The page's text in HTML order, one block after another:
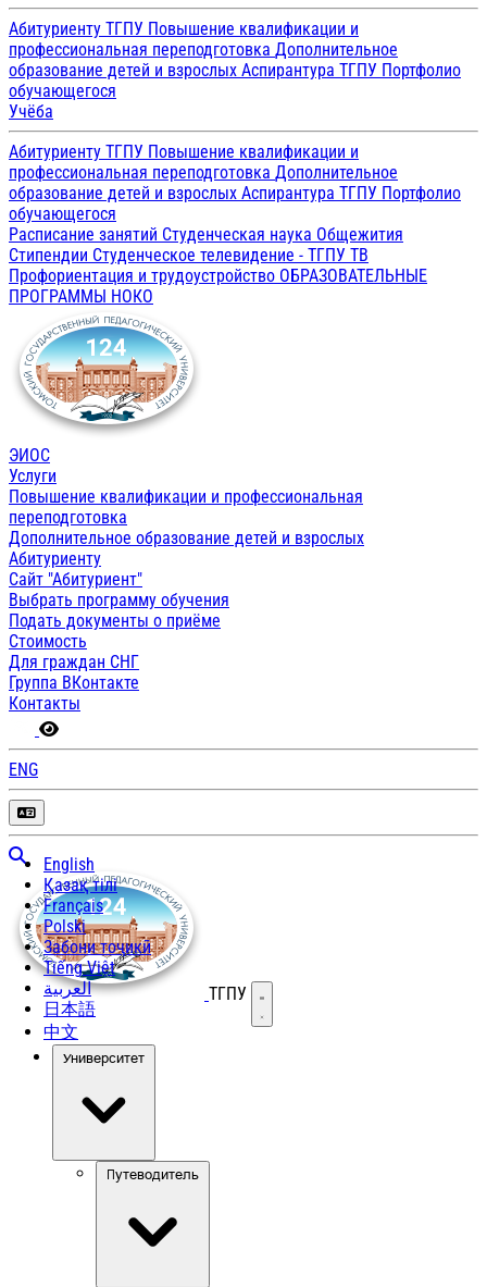
Абитуриенту ТГПУ Повышение квалификации и
профессиональная переподготовка Дополнительное
образование детей и взрослых Аспирантура ТГПУ Портфолио
обучающегося
Учёба
Абитуриенту ТГПУ Повышение квалификации и
профессиональная переподготовка Дополнительное
образование детей и взрослых Аспирантура ТГПУ Портфолио
обучающегося
Расписание занятий Студенческая наука Общежития
Стипендии Студенческое телевидение - ТГПУ ТВ
Профориентация и трудоустройство ОБРАЗОВАТЕЛЬНЫЕ
ПРОГРАММЫ НОКО
ЭИОС
Услуги
Повышение квалификации и профессиональная
переподготовка
Дополнительное образование детей и взрослых
Абитуриенту
Сайт "Абитуриент"
Выбрать программу обучения
Подать документы о приёме
Стоимость
Для граждан СНГ
Группа ВКонтакте
Контакты
ENG
English
Қазақ тілі
Français
Polski
Забони тоҷикӣ
Tiếng Việt
العربية
日本語
中文
ТГПУ Открыть меню
Университет
Путеводитель